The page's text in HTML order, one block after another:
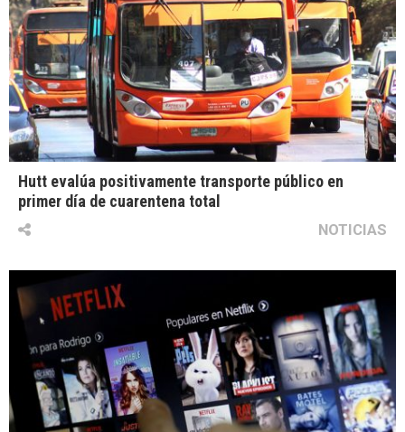
Hutt evalúa positivamente transporte público en
primer día de cuarentena total
NOTICIAS